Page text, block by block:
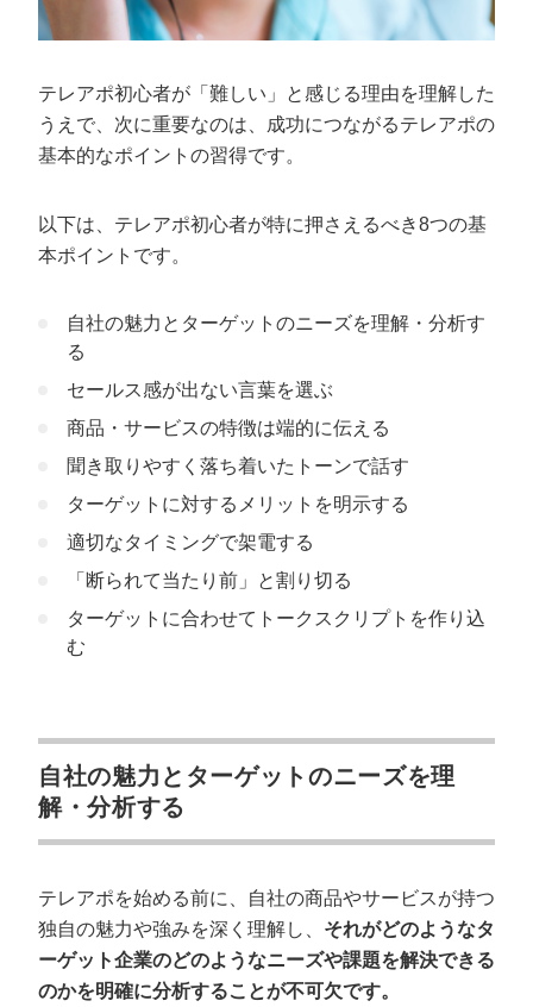
テレアポ初心者が「難しい」と感じる理由を理解した
うえで、次に重要なのは、成功につながるテレアポの
基本的なポイントの習得です。
以下は、テレアポ初心者が特に押さえるべき8つの基
本ポイントです。
自社の魅力とターゲットのニーズを理解・分析す
る
セールス感が出ない言葉を選ぶ
商品・サービスの特徴は端的に伝える
聞き取りやすく落ち着いたトーンで話す
ターゲットに対するメリットを明示する
適切なタイミングで架電する
「断られて当たり前」と割り切る
ターゲットに合わせてトークスクリプトを作り込
む
自社の魅力とターゲットのニーズを理
解・分析する
テレアポを始める前に、自社の商品やサービスが持つ
独自の魅力や強みを深く理解し、 それがどのようなタ
ーゲット企業のどのようなニーズや課題を解決できる
のかを明確に分析することが不可欠です。